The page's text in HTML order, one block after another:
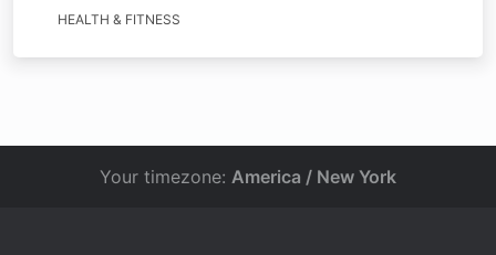
HEALTH & FITNESS
Your timezone: America / New York